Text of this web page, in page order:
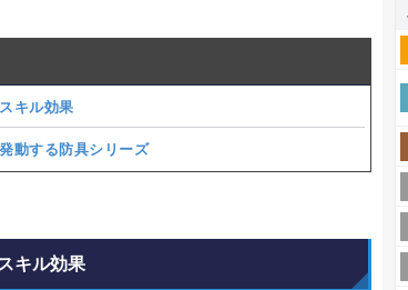
キル効果
動する防具シリーズ
キル効果